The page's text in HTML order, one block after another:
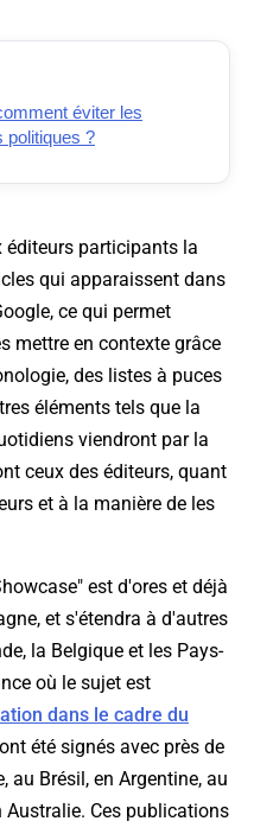
éviter les
politiques ?
participants la
qui apparaissent dans
ce qui permet
mettre en contexte grâce
des listes à puces
éléments tels que la
viendront par la
ceux des éditeurs, quant
et à la manière de les
est d'ores et déjà
et s'étendra à d'autres
la Belgique et les Pays-
où le sujet est
dans le cadre du
été signés avec près de
Brésil, en Argentine, au
Australie. Ces publications